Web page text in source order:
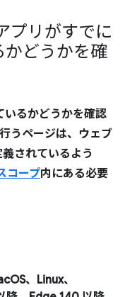
プリがすでに
かどうかを確
いるかどうかを確認
うページは、ウェブ
されているよう
コープ内にある必要
、Linux、